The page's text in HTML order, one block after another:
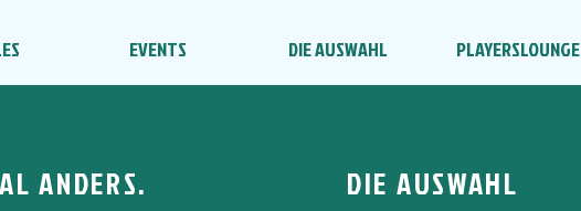
EVENTS DIE AUSWAHL PLAYERSLOUNGE
ANDERS. DIE AUSWAHL